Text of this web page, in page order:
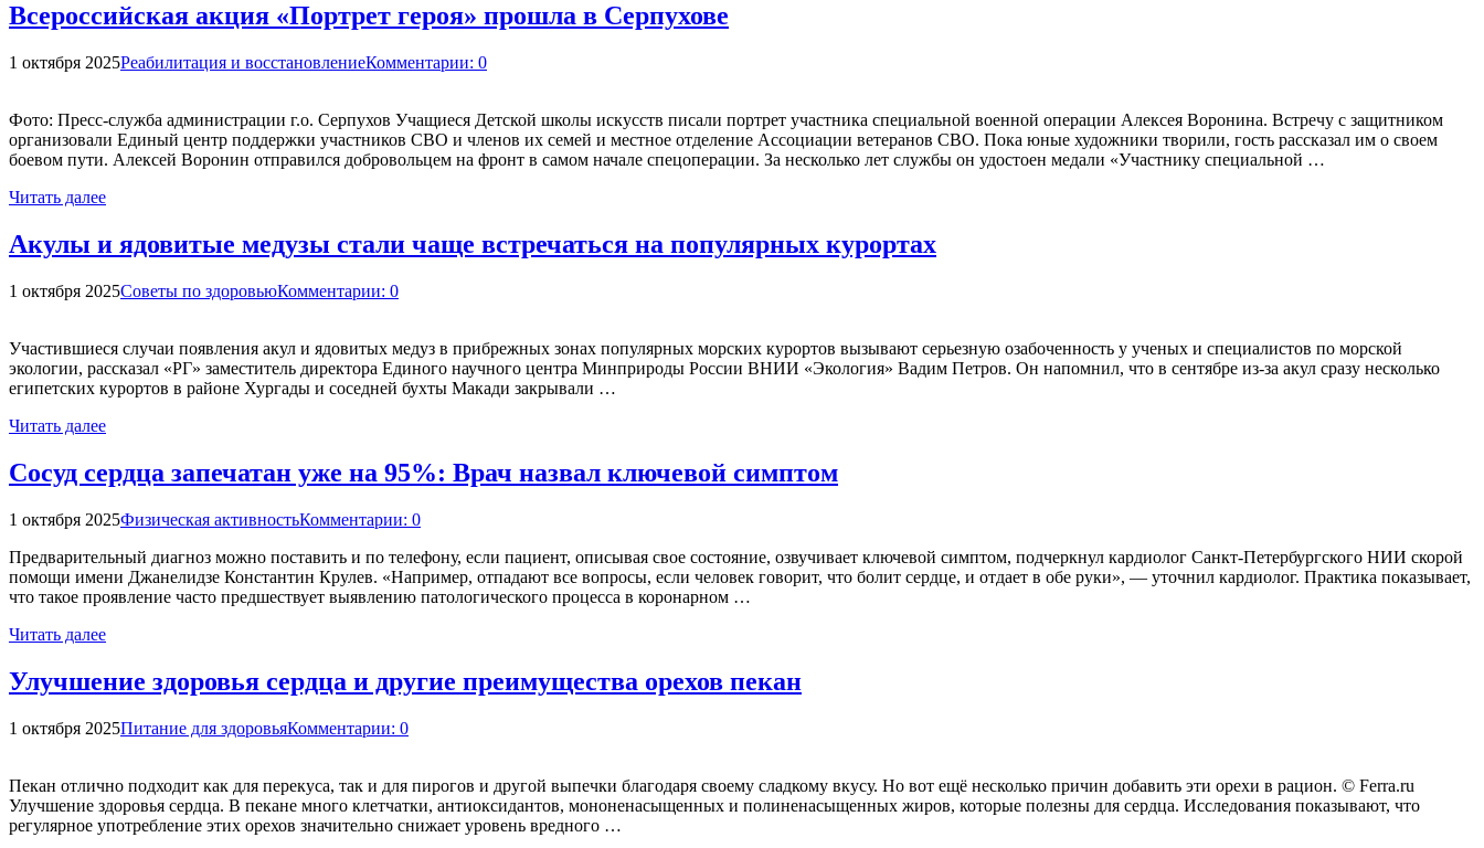
Всероссийская акция «Портрет героя» прошла в Серпухове
1 октября 2025Реабилитация и восстановлениеКомментарии: 0
Фото: Пресс-служба администрации г.о. Серпухов Учащиеся Детской школы искусств писали портрет участника специальной военной операции Алексея Воронина. Встречу с защитником
организовали Единый центр поддержки участников СВО и членов их семей и местное отделение Ассоциации ветеранов СВО. Пока юные художники творили, гость рассказал им о своем
боевом пути. Алексей Воронин отправился добровольцем на фронт в самом начале спецоперации. За несколько лет службы он удостоен медали «Участнику специальной …
Читать далее
Акулы и ядовитые медузы стали чаще встречаться на популярных курортах
1 октября 2025Советы по здоровьюКомментарии: 0
Участившиеся случаи появления акул и ядовитых медуз в прибрежных зонах популярных морских курортов вызывают серьезную озабоченность у ученых и специалистов по морской
экологии, рассказал «РГ» заместитель директора Единого научного центра Минприроды России ВНИИ «Экология» Вадим Петров. Он напомнил, что в сентябре из-за акул сразу несколько
египетских курортов в районе Хургады и соседней бухты Макади закрывали …
Читать далее
Сосуд сердца запечатан уже на 95%: Врач назвал ключевой симптом
1 октября 2025Физическая активностьКомментарии: 0
Предварительный диагноз можно поставить и по телефону, если пациент, описывая свое состояние, озвучивает ключевой симптом, подчеркнул кардиолог Санкт-Петербургского НИИ скорой
помощи имени Джанелидзе Константин Крулев. «Например, отпадают все вопросы, если человек говорит, что болит сердце, и отдает в обе руки», — уточнил кардиолог. Практика показывает,
что такое проявление часто предшествует выявлению патологического процесса в коронарном …
Читать далее
Улучшение здоровья сердца и другие преимущества орехов пекан
1 октября 2025Питание для здоровьяКомментарии: 0
Пекан отлично подходит как для перекуса, так и для пирогов и другой выпечки благодаря своему сладкому вкусу. Но вот ещё несколько причин добавить эти орехи в рацион. © Ferra.ru
Улучшение здоровья сердца. В пекане много клетчатки, антиоксидантов, мононенасыщенных и полиненасыщенных жиров, которые полезны для сердца. Исследования показывают, что
регулярное употребление этих орехов значительно снижает уровень вредного …